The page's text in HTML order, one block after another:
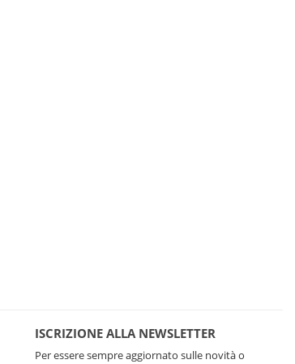
ISCRIZIONE ALLA NEWSLETTER
Per essere sempre aggiornato sulle novità o